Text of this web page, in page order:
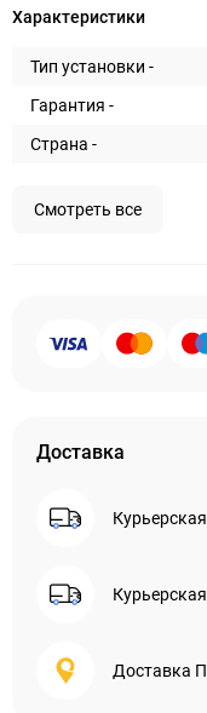
Характеристики
Тип установки -
Гарантия -
Страна -
Смотреть все
Доставка
Доставка